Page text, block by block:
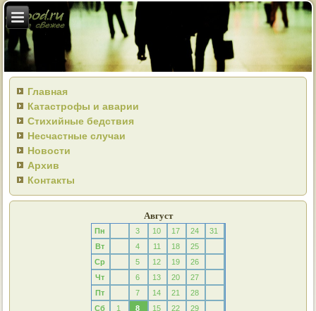
Главная
Катастрофы и аварии
Стихийные бедствия
Несчастные случаи
Новости
Архив
Контакты
Август
Пн 3 10 17 24
31
Вт
4 11 18
25
Ср
5 12 19
26
Чт
6 13 20
27
Пт
7 14 21
28
Сб
1 8 15 22
29